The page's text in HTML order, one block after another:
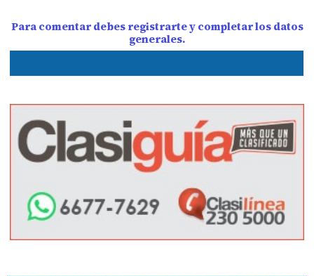
Para comentar debes registrarte y completar los datos
generales.